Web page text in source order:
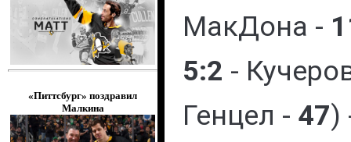
«Питтсбург» поздравил
Малкина
МакДона -
5:2 -
Генцел - 47)